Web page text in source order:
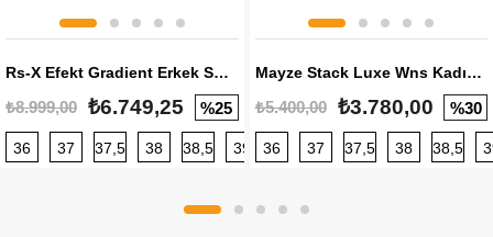
Rs-X Efekt Gradient Erkek Sneaker
₺8.999,00 ₺6.749,25 %25
36 37 37,5 38 38,5 39 40 40,5 41 42 42,5
Mayze Stack Luxe Wns Kadın Sneaker
₺5.400,00 ₺3.780,00 %30
36 37 37,5 38 38,5